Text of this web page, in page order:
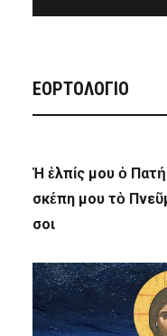
ΕΟΡΤΟΛΟΓΙΟ
Ἡ ἐλπίς μου ὁ
σκέπη μου τὸ
σοι